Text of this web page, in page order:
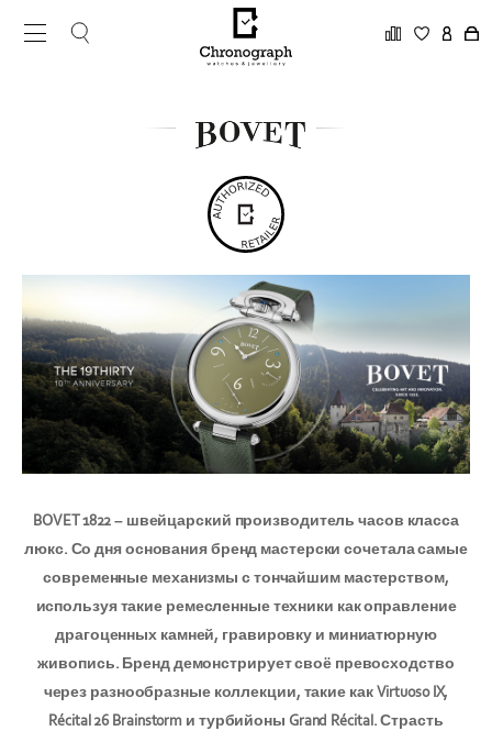
BOVET 1822 – швейцарский производитель часов класса
люкс. Со дня основания бренд мастерски сочетала самые
современные механизмы с тончайшим мастерством,
используя такие ремесленные техники как оправление
драгоценных камней, гравировку и миниатюрную
живопись. Бренд демонстрирует своё превосходство
через разнообразные коллекции, такие как Virtuoso IX,
Récital 26 Brainstorm и турбийоны Grand Récital. Страсть